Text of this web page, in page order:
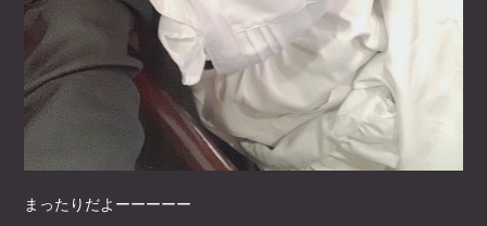
まったりだよーーーーー